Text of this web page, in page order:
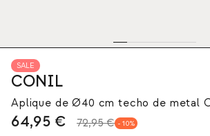
SALE
CONIL
Aplique de Ø40 cm techo de metal
64,95 € 72,95 € 10